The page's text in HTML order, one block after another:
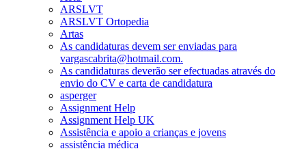
ARSLVT
ARSLVT Ortopedia
Artas
As candidaturas devem ser enviadas para
vargascabrita@hotmail.com.
As candidaturas deverão ser efectuadas através do
envio do CV e carta de candidatura
asperger
Assignment Help
Assignment Help UK
Assistência e apoio a crianças e jovens
assistência médica